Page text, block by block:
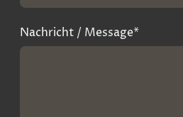
Nachricht / Message*